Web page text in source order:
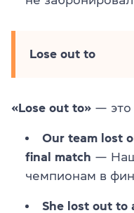
Lose out to
«Lose out to» — это
Our team lost
final match —
чемпионам в
She lost out to